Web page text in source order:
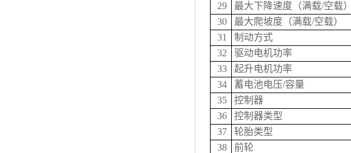
29
最大下降速度（满载/空载）
30
最大爬坡度（满载/空载）
31
制动方式
32
驱动电机功率
33
起升电机功率
34
蓄电池电压/容量
35
控制器
36
控制器类型
37
轮胎类型
38
前轮